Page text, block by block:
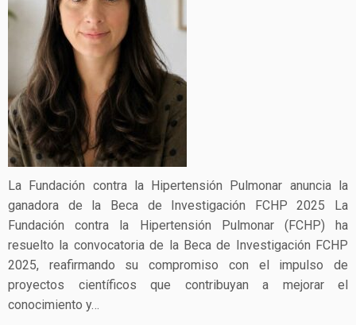
La Fundación contra la Hipertensión Pulmonar anuncia la
ganadora de la Beca de Investigación FCHP 2025 La
Fundación contra la Hipertensión Pulmonar (FCHP) ha
resuelto la convocatoria de la Beca de Investigación FCHP
2025, reafirmando su compromiso con el impulso de
proyectos científicos que contribuyan a mejorar el
conocimiento y…